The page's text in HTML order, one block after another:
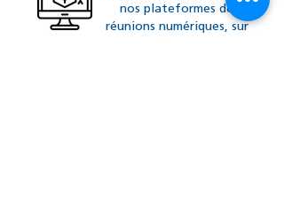
nos plateformes de
réunions numériques, sur